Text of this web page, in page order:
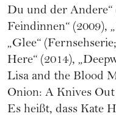
Du und der Andere“
Feindinnen“ (2009),
„Glee“
Here“ (2014),
Lisa and the Blood
Onion: A Knives
Es heißt, dass Kate